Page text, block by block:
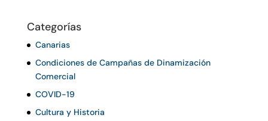
Categorías
Canarias
Condiciones de Campañas de Dinamización
Comercial
COVID-19
Cultura y Historia